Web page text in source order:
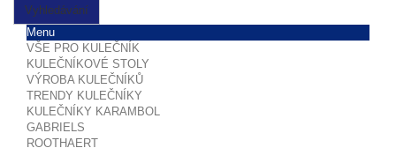
Vyhledávání
Menu
VŠE PRO KULEČNÍK
KULEČNÍKOVÉ STOLY
VÝROBA KULEČNÍKŮ
TRENDY KULEČNÍKY
KULEČNÍKY KARAMBOL
GABRIELS
ROOTHAERT